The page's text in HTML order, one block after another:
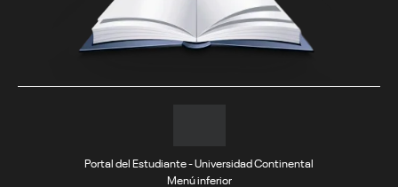
Portal del Estudiante - Universidad Continental
Menú inferior